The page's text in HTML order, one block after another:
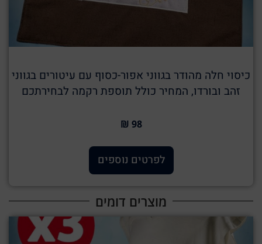
כיסוי חלה מהודר בגווני אפור-כסוף עם עיטורים בגווני
זהב ובורדו, המחיר כולל תוספת רקמה לבחירתכם
98 ₪
לפרטים נוספים
מוצרים דומים